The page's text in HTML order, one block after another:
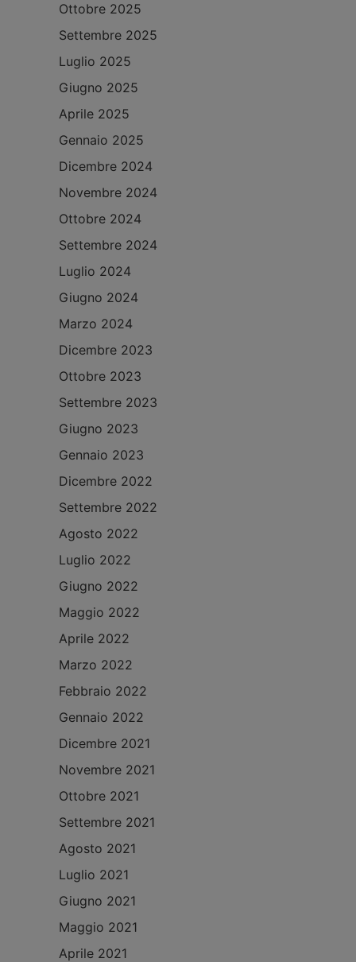
Ottobre 2025
Settembre 2025
Luglio 2025
Giugno 2025
Aprile 2025
Gennaio 2025
Dicembre 2024
Novembre 2024
Ottobre 2024
Settembre 2024
Luglio 2024
Giugno 2024
Marzo 2024
Dicembre 2023
Ottobre 2023
Settembre 2023
Giugno 2023
Gennaio 2023
Dicembre 2022
Settembre 2022
Agosto 2022
Luglio 2022
Giugno 2022
Maggio 2022
Aprile 2022
Marzo 2022
Febbraio 2022
Gennaio 2022
Dicembre 2021
Novembre 2021
Ottobre 2021
Settembre 2021
Agosto 2021
Luglio 2021
Giugno 2021
Maggio 2021
Aprile 2021